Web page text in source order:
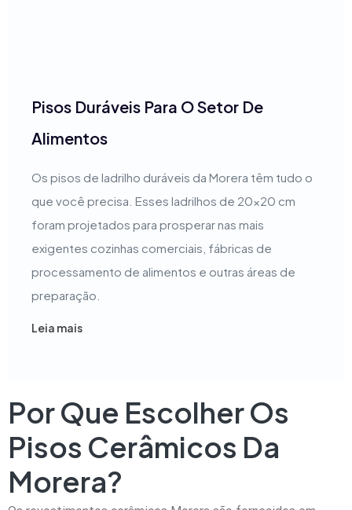
Pisos Duráveis Para O Setor De
Alimentos
Os pisos de ladrilho duráveis da Morera têm tudo o
que você precisa. Esses ladrilhos de 20x20 cm
foram projetados para prosperar nas mais
exigentes cozinhas comerciais, fábricas de
processamento de alimentos e outras áreas de
preparação.
Leia mais
Por Que Escolher Os
Pisos Cerâmicos Da
Morera?